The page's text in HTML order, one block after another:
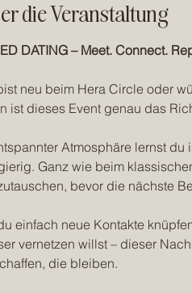
die Veranstaltung
DATING – Meet. Connect.
neu beim Hera Circle oder
ist dieses Event genau das
Atmosphäre lernst
Ganz wie beim
bevor die nächste
einfach neue Kontakte
vernetzen willst – dieser
die bleiben.